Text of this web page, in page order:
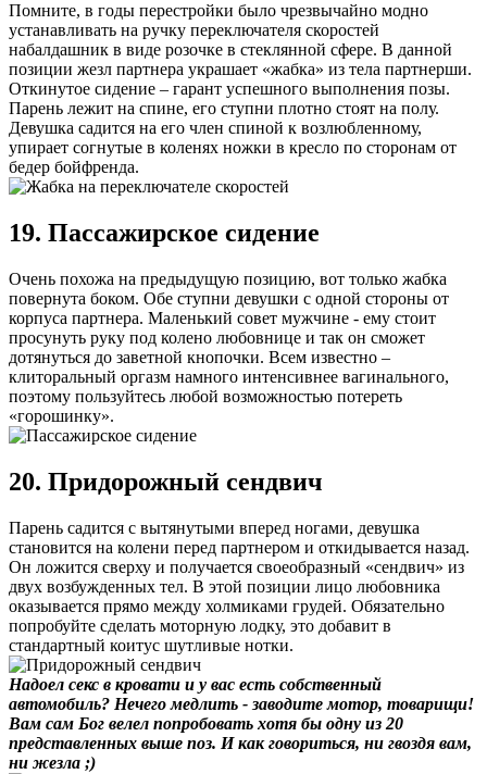
Помните, в годы перестройки было чрезвычайно модно
устанавливать на ручку переключателя скоростей
набалдашник в виде розочке в стеклянной сфере. В данной
позиции жезл партнера украшает «жабка» из тела партнерши.
Откинутое сидение – гарант успешного выполнения позы.
Парень лежит на спине, его ступни плотно стоят на полу.
Девушка садится на его член спиной к возлюбленному,
упирает согнутые в коленях ножки в кресло по сторонам от
бедер бойфренда.
19. Пассажирское сидение
Очень похожа на предыдущую позицию, вот только жабка
повернута боком. Обе ступни девушки с одной стороны от
корпуса партнера. Маленький совет мужчине - ему стоит
просунуть руку под колено любовнице и так он сможет
дотянуться до заветной кнопочки. Всем известно –
клиторальный оргазм намного интенсивнее вагинального,
поэтому пользуйтесь любой возможностью потереть
«горошинку».
20. Придорожный сендвич
Парень садится с вытянутыми вперед ногами, девушка
становится на колени перед партнером и откидывается назад.
Он ложится сверху и получается своеобразный «сендвич» из
двух возбужденных тел. В этой позиции лицо любовника
оказывается прямо между холмиками грудей. Обязательно
попробуйте сделать моторную лодку, это добавит в
стандартный коитус шутливые нотки.
Надоел секс в кровати и у вас есть собственный
автомобиль? Нечего медлить - заводите мотор, товарищи!
Вам сам Бог велел попробовать хотя бы одну из 20
представленных выше поз. И как говориться, ни гвоздя вам,
ни жезла ;)